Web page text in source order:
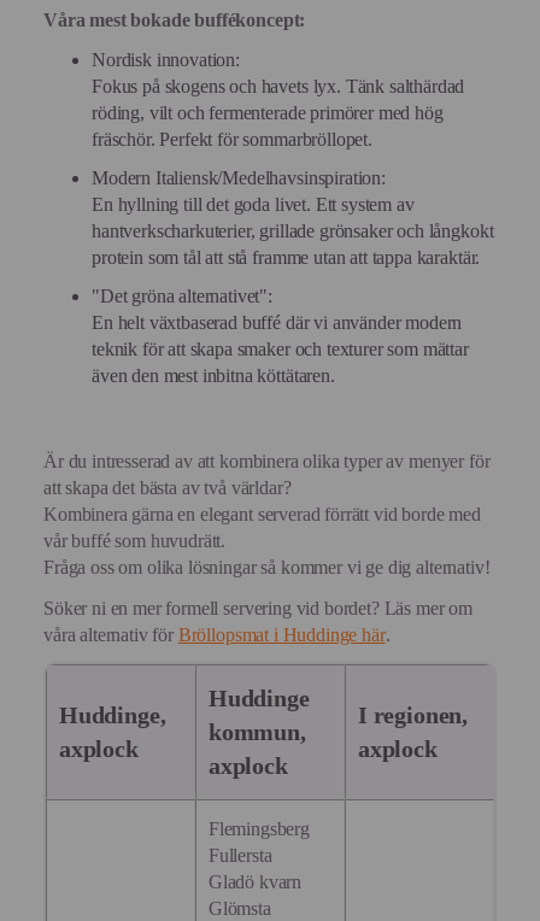
Våra mest bokade buffékoncept:
Nordisk innovation:
Fokus på skogens och havets lyx. Tänk salthärdad
röding, vilt och fermenterade primörer med hög
fräschör. Perfekt för sommarbröllopet.
Modern Italiensk/Medelhavsinspiration:
En hyllning till det goda livet. Ett system av
hantverkscharkuterier, grillade grönsaker och långkokt
protein som tål att stå framme utan att tappa karaktär.
"Det gröna alternativet":
En helt växtbaserad buffé där vi använder modern
teknik för att skapa smaker och texturer som mättar
även den mest inbitna köttätaren.
Är du intresserad av att kombinera olika typer av menyer för
att skapa det bästa av två världar?
Kombinera gärna en elegant serverad förrätt vid borde med
vår buffé som huvudrätt.
Fråga oss om olika lösningar så kommer vi ge dig alternativ!
Söker ni en mer formell servering vid bordet? Läs mer om
våra alternativ för Bröllopsmat i Huddinge här.
Huddinge,
axplock
Huddinge
kommun,
axplock
I regionen,
axplock
Flemingsberg
Fullersta
Gladö kvarn
Glömsta